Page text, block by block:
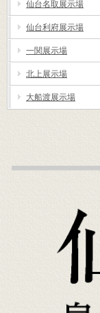
仙台名取展示場
仙台利府展示場
一関展示場
北上展示場
大船渡展示場